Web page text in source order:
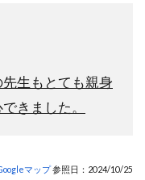
生もとても親身
きました。
マップ参照日：2024/10/25